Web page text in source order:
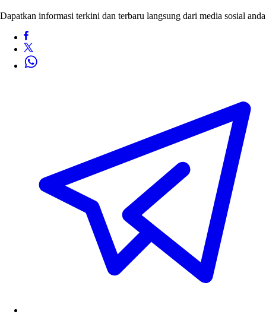
Dapatkan informasi terkini dan terbaru langsung dari media sosial anda